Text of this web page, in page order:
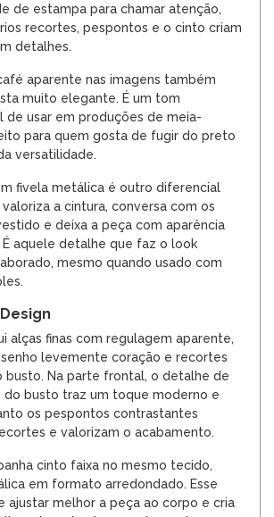
de estampa para chamar atenção,
recortes, pespontos e o cinto criam
detalhes.
aparente nas imagens também
muito elegante. É um tom
de usar em produções de meia-
para quem gosta de fugir do preto
versatilidade.
fivela metálica é outro diferencial
a cintura, conversa com os
e deixa a peça com aparência
aquele detalhe que faz o look
mesmo quando usado com
alças finas com regulagem aparente,
levemente coração e recortes
busto. Na parte frontal, o detalhe de
do busto traz um toque moderno e
os pespontos contrastantes
e valorizam o acabamento.
cinto faixa no mesmo tecido,
em formato arredondado. Esse
ajustar melhor a peça ao corpo e cria